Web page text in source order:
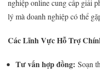
nghiệp online cung cấp giải
lý mà doanh nghiệp có thể
Các Lĩnh Vực Hỗ Trợ
Tư vấn hợp đồng: Soạn